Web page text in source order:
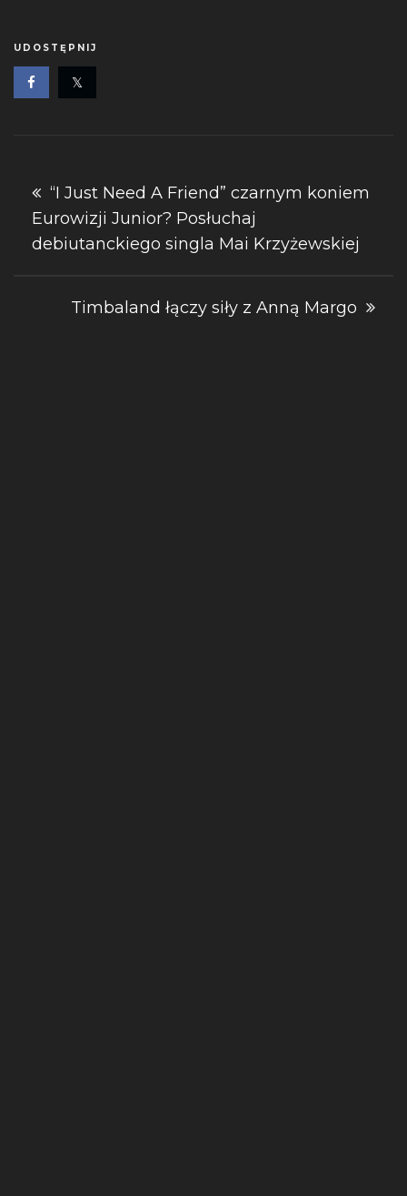
UDOSTĘPNIJ
Nawigacja
wpisu
“I Just Need A Friend” czarnym koniem
Eurowizji Junior? Posłuchaj
debiutanckiego singla Mai Krzyżewskiej
Timbaland łączy siły z Anną Margo